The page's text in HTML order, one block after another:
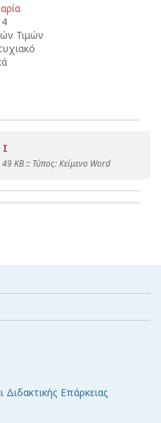
Τιμών
KB :: Τύπος: Kείμενο Word
Επάρκειας